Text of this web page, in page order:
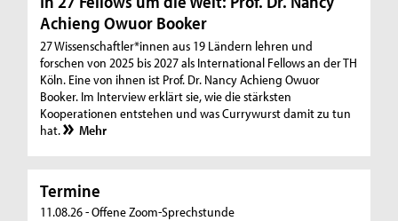
Achieng Owuor Booker
27 Wissenschaftler*innen aus 19 Ländern lehren und
forschen von 2025 bis 2027 als International Fellows an der TH
Köln. Eine von ihnen ist Prof. Dr. Nancy Achieng Owuor
Booker. Im Interview erklärt sie, wie die stärksten
Kooperationen entstehen und was Currywurst damit zu tun
hat.
Mehr
Termine
11.08.26 - Offene Zoom-Sprechstunde